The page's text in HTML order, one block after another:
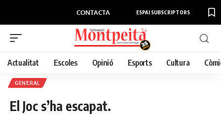
CONTACTA ESPAI SUBSCRIPTORS
Actualitat Escoles Opinió Esports Cultura
GENERAL
El Joc s’ha escapat.